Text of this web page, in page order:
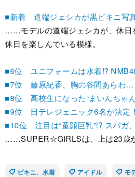
■新着 道端ジェシカが黒ビキニ写
……モデルの道端ジェシカが、休日
休日を楽しんでいる模様。
■6位 ユニフォームは水着!?
■7位 藤原紀香、胸の谷間あらわ
■8位 高校生になった“まいんちゃ
■9位 日テレジェニック6名が決定
■10位 注目は“童顔巨乳”!? スパガ
……SUPER☆GiRLSは、上は23歳か
ビキニ、水着
アイドル モ